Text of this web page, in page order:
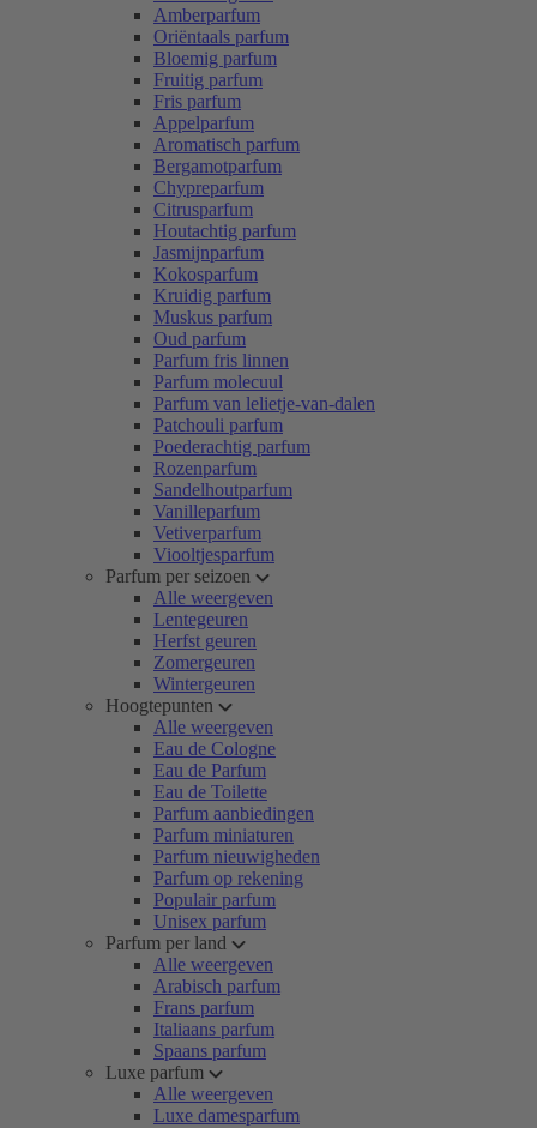
Amberparfum
Oriëntaals parfum
Bloemig parfum
Fruitig parfum
Fris parfum
Appelparfum
Aromatisch parfum
Bergamotparfum
Chypreparfum
Citrusparfum
Houtachtig parfum
Jasmijnparfum
Kokosparfum
Kruidig parfum
Muskus parfum
Oud parfum
Parfum fris linnen
Parfum molecuul
Parfum van lelietje-van-dalen
Patchouli parfum
Poederachtig parfum
Rozenparfum
Sandelhoutparfum
Vanilleparfum
Vetiverparfum
Viooltjesparfum
Parfum per seizoen
Alle weergeven
Lentegeuren
Herfst geuren
Zomergeuren
Wintergeuren
Hoogtepunten
Alle weergeven
Eau de Cologne
Eau de Parfum
Eau de Toilette
Parfum aanbiedingen
Parfum miniaturen
Parfum nieuwigheden
Parfum op rekening
Populair parfum
Unisex parfum
Parfum per land
Alle weergeven
Arabisch parfum
Frans parfum
Italiaans parfum
Spaans parfum
Luxe parfum
Alle weergeven
Luxe damesparfum